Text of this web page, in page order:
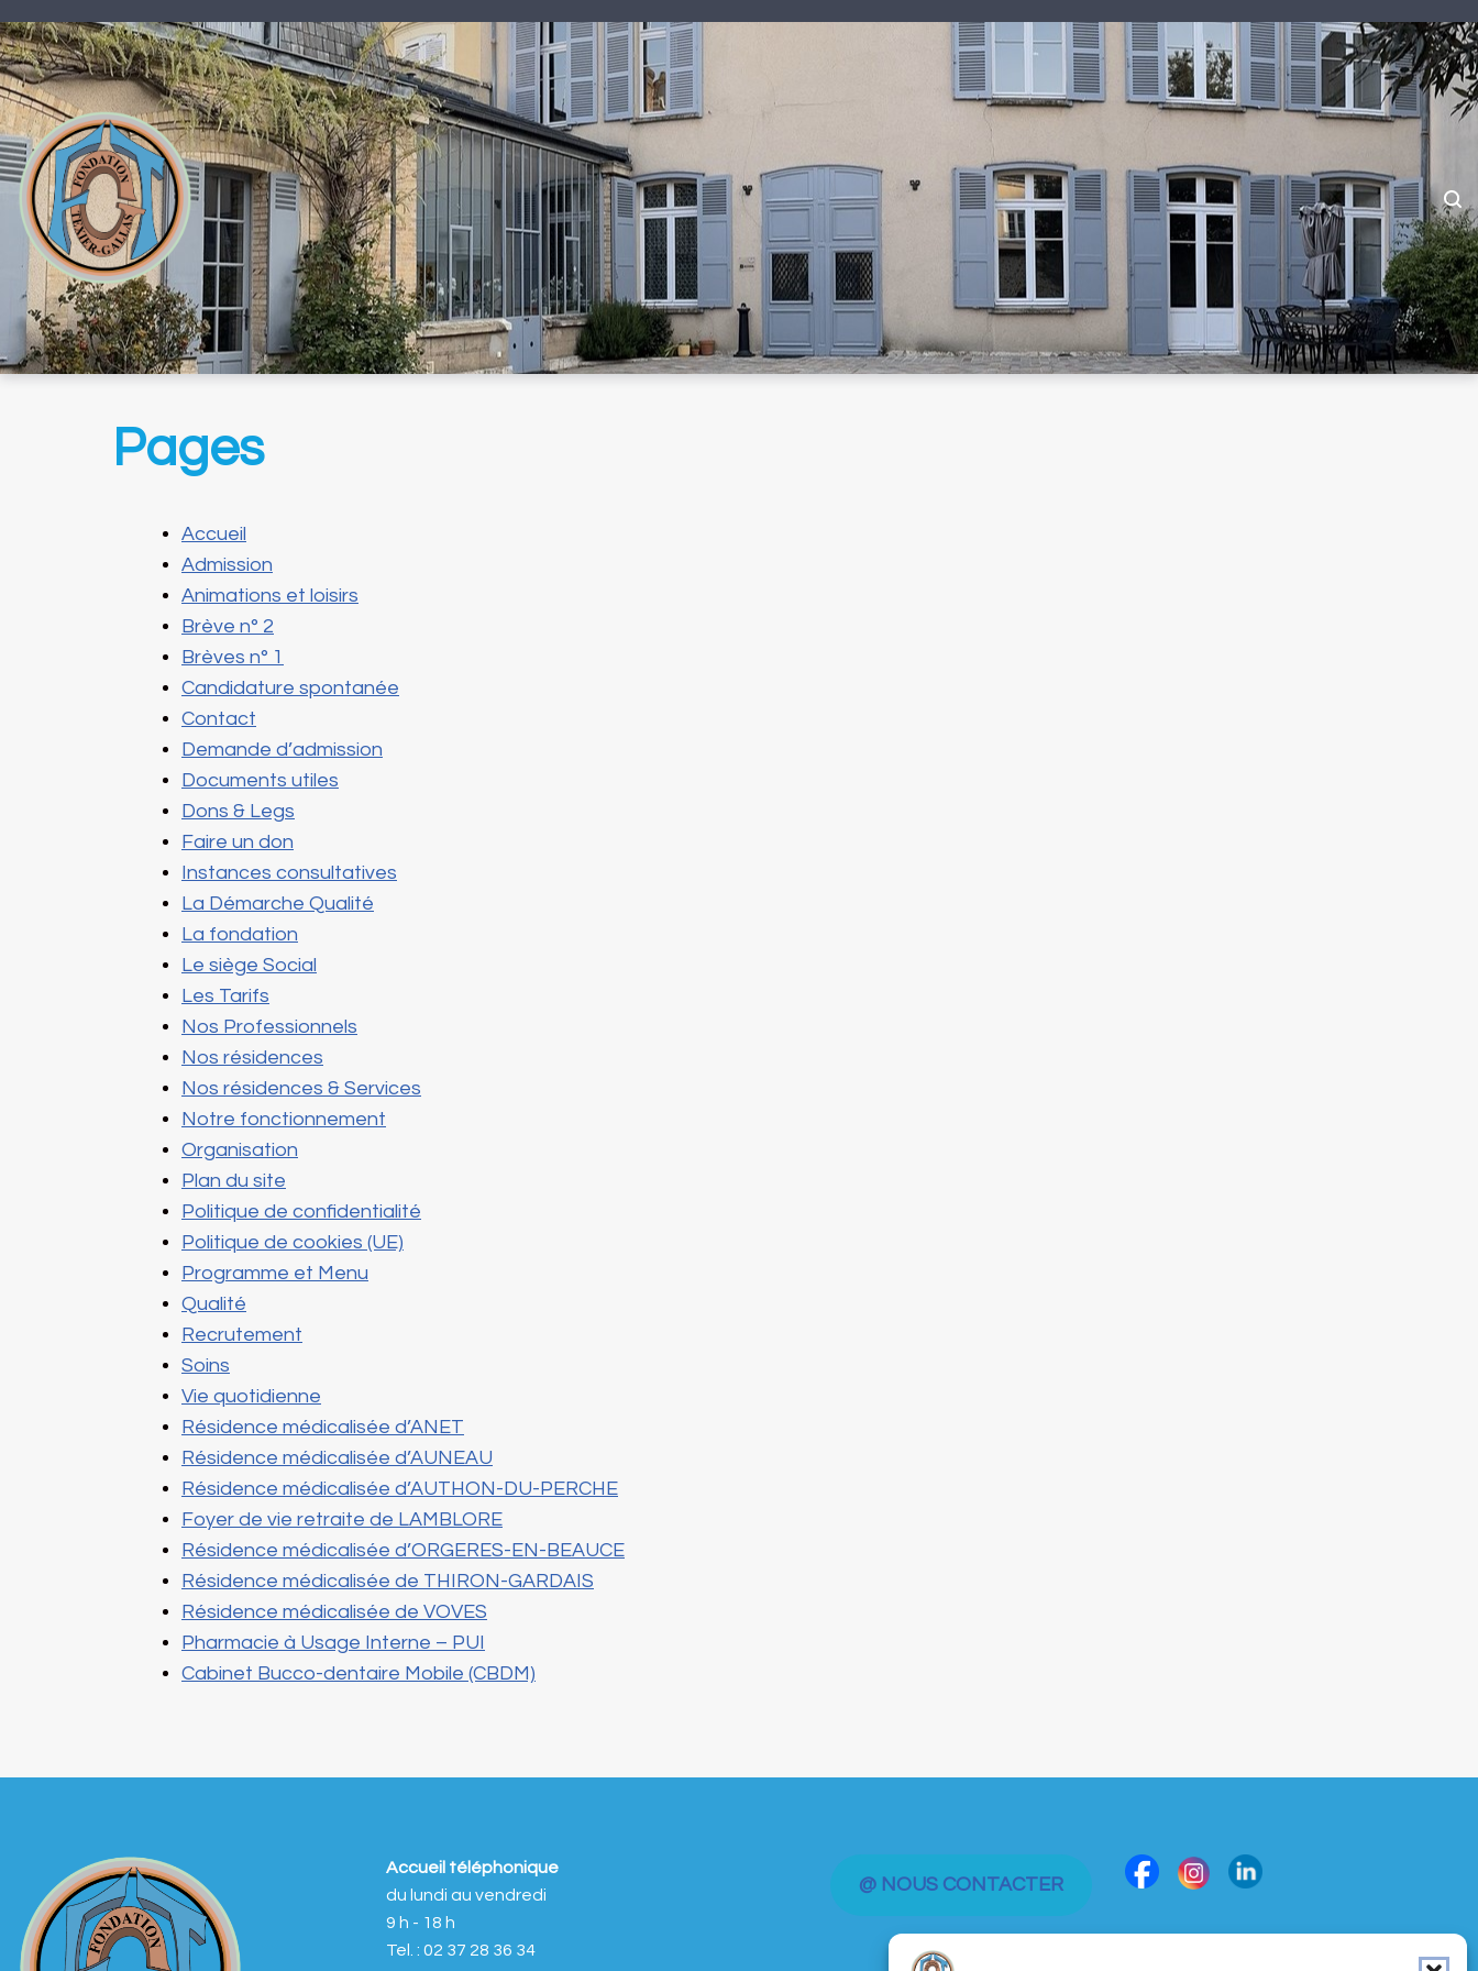
Pages
Accueil
Admission
Animations et loisirs
Brève n° 2
Brèves n° 1
Candidature spontanée
Contact
Demande d’admission
Documents utiles
Dons & Legs
Faire un don
Instances consultatives
La Démarche Qualité
La fondation
Le siège Social
Les Tarifs
Nos Professionnels
Nos résidences
Nos résidences & Services
Notre fonctionnement
Organisation
Plan du site
Politique de confidentialité
Politique de cookies (UE)
Programme et Menu
Qualité
Recrutement
Soins
Vie quotidienne
Résidence médicalisée d’ANET
Résidence médicalisée d’AUNEAU
Résidence médicalisée d’AUTHON-DU-PERCHE
Foyer de vie retraite de LAMBLORE
Résidence médicalisée d’ORGERES-EN-BEAUCE
Résidence médicalisée de THIRON-GARDAIS
Résidence médicalisée de VOVES
Pharmacie à Usage Interne – PUI
Cabinet Bucco-dentaire Mobile (CBDM)
Accueil téléphonique
du lundi au vendredi
9 h - 18 h
Tel. : 02 37 28 36 34
@ NOUS CONTACTER